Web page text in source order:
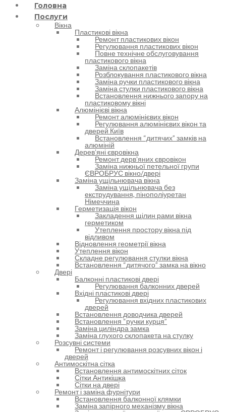
Головна
Послуги
Вікна
Пластикові вікна
Ремонт пластикових вікон
Регулювання пластикових вікон
Повне технічне обслуговування
пластикового вікна
Заміна склопакетів
Розблокування пластикового вікна
Заміна ручки пластикового вікна
Заміна стулки пластикового вікна
Встановлення нижнього запору на
пластиковому вікні
Алюмінієві вікна
Ремонт алюмінієвих вікон
Регулювання алюмінієвих вікон та
дверей Київ
Встановлення “дитячих” замків на
алюміній
Деревʼяні євровікна
Ремонт дервʼяних євровікон
Заміна нижньої петельної групи
ЄВРОБРУС вікно/двері
Заміна ущільнювача вікна
Заміна ущільнювача без
екструдування, пінополіуретан
Німеччина
Герметизація вікон
Закладення щілин рами вікна
герметиком
Утеплення простору вікна під
відливом
Відновлення геометрії вікна
Утеплення вікон
Складне регулювання стулки вікна
Встановлення “дитячого” замка на вікно
Двері
Балконні пластикові двері
Регулювання балконних дверей
Вхідні пластикові двері
Регулювання вхідних пластикових
дверей
Встановлення доводчика дверей
Встановлення “ручки курця”
Заміна циліндра замка
Заміна глухого склопакета на стулку
Розсувні системи
Ремонт і регулювання розсувних вікон і
дверей
Антимоскітна сітка
Встановлення антимоскітних сіток
Сітки Антикішка
Сітки на двері
Ремонт і заміна фурнітури
Встановлення балконної клямки
Заміна запірного механізму вікна